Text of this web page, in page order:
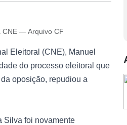
CNE — Arquivo CF
Eleitoral (CNE), Manuel
do processo eleitoral que
oposição, repudiou a
Silva foi novamente